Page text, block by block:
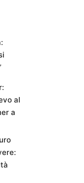
al
a